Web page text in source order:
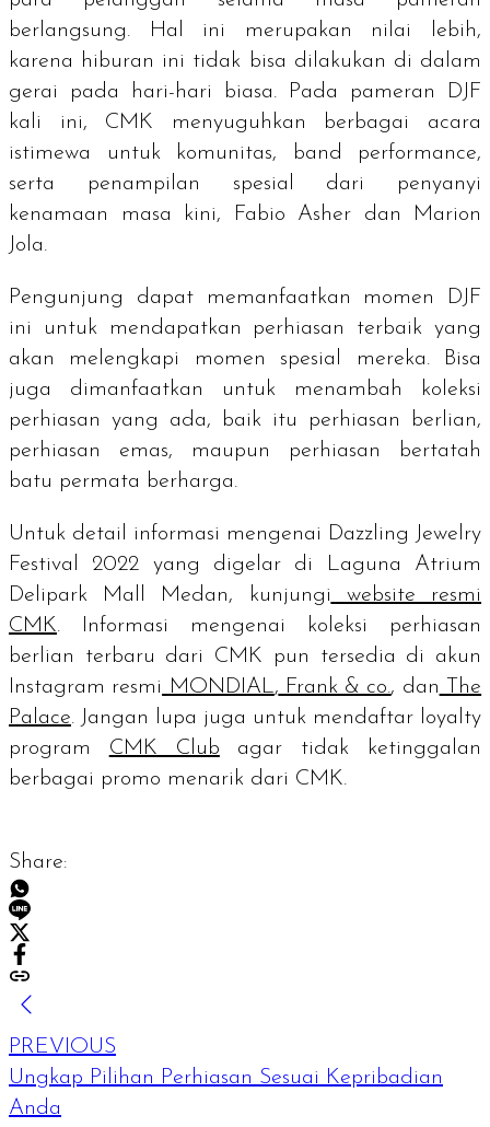
berlangsung. Hal ini merupakan nilai lebih,
karena hiburan ini tidak bisa dilakukan di dalam
gerai pada hari-hari biasa. Pada pameran DJF
kali ini, CMK menyuguhkan berbagai acara
istimewa untuk komunitas,
band performance,
serta penampilan spesial dari penyanyi
kenamaan masa kini, Fabio Asher dan Marion
Jola.
Pengunjung dapat memanfaatkan momen DJF
ini untuk mendapatkan perhiasan terbaik yang
akan melengkapi momen spesial mereka. Bisa
juga dimanfaatkan untuk menambah koleksi
perhiasan yang ada, baik itu perhiasan berlian,
perhiasan emas, maupun perhiasan bertatah
batu permata berharga.
Untuk detail informasi mengenai Dazzling Jewelry
Festival 2022 yang digelar di Laguna Atrium
Delipark Mall Medan, kunjungi
website resmi
CMK. Informasi mengenai koleksi perhiasan
berlian terbaru dari CMK pun tersedia di
akun
Instagram resmi MONDIAL, Frank & co., dan
The
Palace. Jangan lupa juga untuk mendaftar loyalty
program CMK Club agar tidak ketinggalan
berbagai promo menarik dari CMK.
Share:
PREVIOUS
Ungkap Pilihan Perhiasan Sesuai Kepribadian
Anda